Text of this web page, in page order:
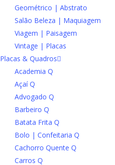
Geométrico | Abstrato
Salão Beleza | Maquiagem
Viagem | Paisagem
Vintage | Placas
Placas & Quadros
Academia Q
Açaí Q
Advogado Q
Barbeiro Q
Batata Frita Q
Bolo | Confeitaria Q
Cachorro Quente Q
Carros Q